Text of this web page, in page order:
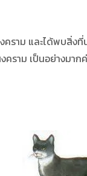
คราม และได้พบสิ่
ราม เป็นอย่างมาก